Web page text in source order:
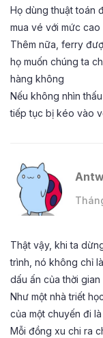
Họ dùng thuật toán
mua vé với mức
Thêm nữa, ferry
họ muốn chúng ta
hàng không
Nếu không nhìn
tiếp tục bị kéo vào
Thật vậy, khi ta
trình, nó không chỉ
dấu ấn của thời
Như một nhà triết
của một chuyến đi
Mỗi đồng xu chi ra